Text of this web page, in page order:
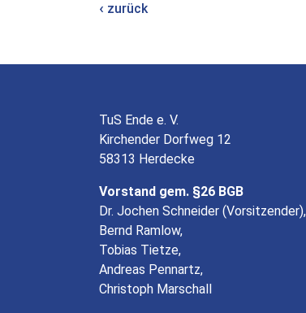
zurück
TuS Ende e. V.
Kirchender Dorfweg 12
58313 Herdecke
Vorstand gem. §26 BGB
Dr. Jochen Schneider (Vorsitzender),
Bernd Ramlow,
Tobias Tietze,
Andreas Pennartz,
Christoph Marschall